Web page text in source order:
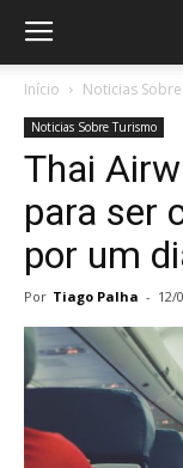
Início Noticias
Noticias Sobre Turismo
Thai
para ser
por um
Por Tiago Palha - 12/